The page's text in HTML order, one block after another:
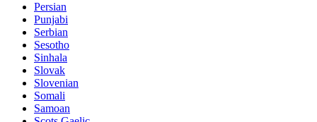
Persian
Punjabi
Serbian
Sesotho
Sinhala
Slovak
Slovenian
Somali
Samoan